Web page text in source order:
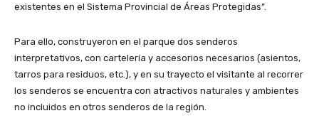
existentes en el Sistema Provincial de Áreas Protegidas”.
Para ello, construyeron en el parque dos senderos
interpretativos, con cartelería y accesorios necesarios (asientos,
tarros para residuos, etc.), y en su trayecto el visitante al recorrer
los senderos se encuentra con atractivos naturales y ambientes
no incluidos en otros senderos de la región.